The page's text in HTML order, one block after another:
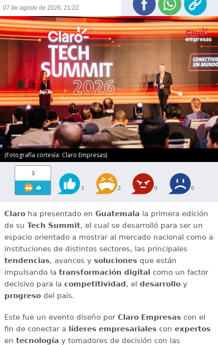
07 de agosto de 2026, 21:22
(Fotografía cortesía: Claro Empresas)
3
1 2 0 0
Claroha presentado en Guatemala la primera edición
de su Tech Summit, el cual se desarrolló para ser un
espacio orientado a mostrar al mercado nacional como a
instituciones de distintos sectores, las principales
tendencias, avances y solucionesque están
impulsando la transformación digital como un factor
decisivo para la competitividad, el desarrolloy
progresodel país.
Este fue un evento diseño por Claro Empresascon el
fin de conectar a líderes empresarialescon expertos
en tecnología y tomadores de decisión con las